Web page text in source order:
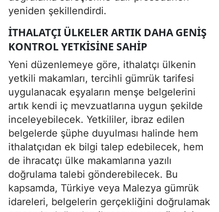
yeniden şekillendirdi.
İTHALATÇI ÜLKELER ARTIK DAHA GENIŞ
KONTROL YETKISINE SAHIP
Yeni düzenlemeye göre, ithalatçı ülkenin
yetkili makamları, tercihli gümrük tarifesi
uygulanacak eşyaların menşe belgelerini
artık kendi iç mevzuatlarına uygun şekilde
inceleyebilecek. Yetkililer, ibraz edilen
belgelerde şüphe duyulması halinde hem
ithalatçıdan ek bilgi talep edebilecek, hem
de ihracatçı ülke makamlarına yazılı
doğrulama talebi gönderebilecek. Bu
kapsamda, Türkiye veya Malezya gümrük
idareleri, belgelerin gerçekliğini doğrulamak